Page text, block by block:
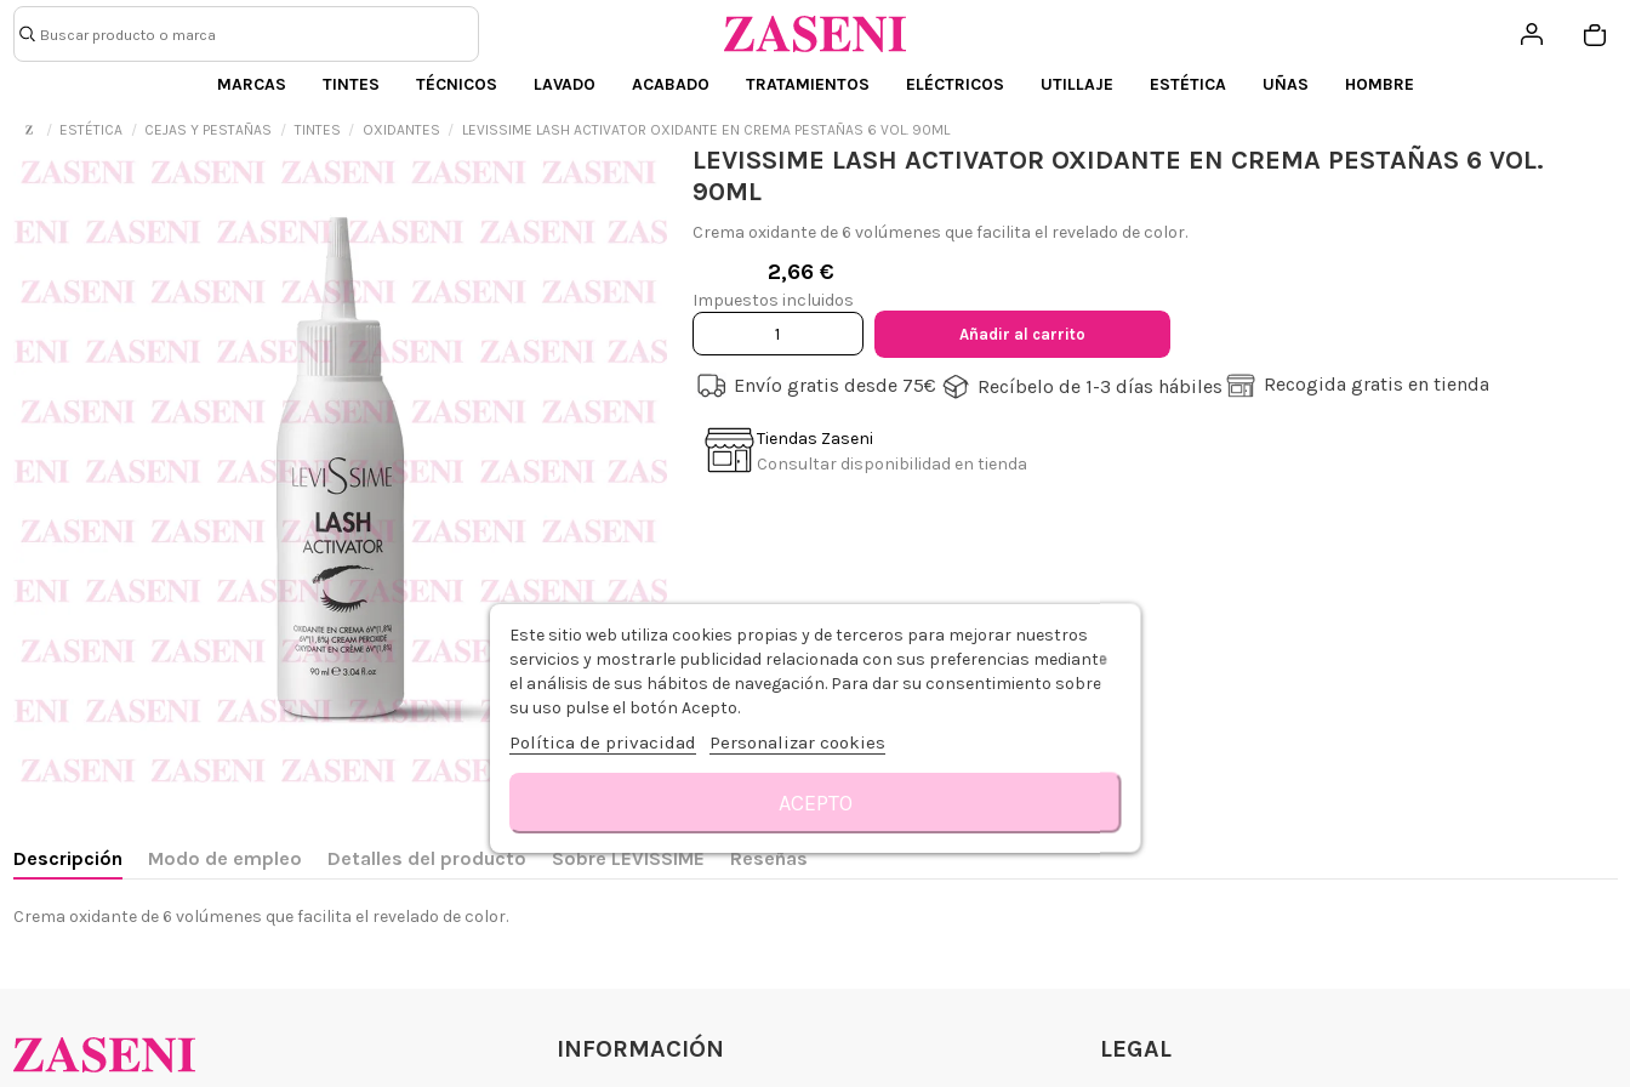
MARCAS TINTES TÉCNICOS LAVADO ACABADO TRATAMIENTOS ELÉCTRICOS UTILLAJE ESTÉTICA UÑAS HOMBRE
ESTÉTICA CEJAS Y PESTAÑAS TINTES OXIDANTES LEVISSIME LASH ACTIVATOR OXIDANTE EN CREMA PESTAÑAS 6 VOL. 90ML
LEVISSIME LASH ACTIVATOR OXIDANTE EN CREMA PESTAÑAS 6 VOL.
90ML
Crema oxidante de 6 volúmenes que facilita el revelado de color.
2,66 €
Impuestos incluidos
Añadir al carrito
Envío gratis desde 75€ Recíbelo de 1-3 días hábiles Recogida gratis en tienda
Tiendas Zaseni
Consultar disponibilidad en tienda
Descripción Modo de empleo Detalles del producto Sobre LEVISSIME Reseñas
Crema oxidante de 6 volúmenes que facilita el revelado de color.
INFORMACIÓN
¿Quiénes somos?
LEGAL
Este sitio web utiliza cookies propias y de terceros para mejorar nuestros
servicios y mostrarle publicidad relacionada con sus preferencias mediante
el análisis de sus hábitos de navegación. Para dar su consentimiento sobre
su uso pulse el botón Acepto.
Política de privacidad Personalizar cookies
ACEPTO